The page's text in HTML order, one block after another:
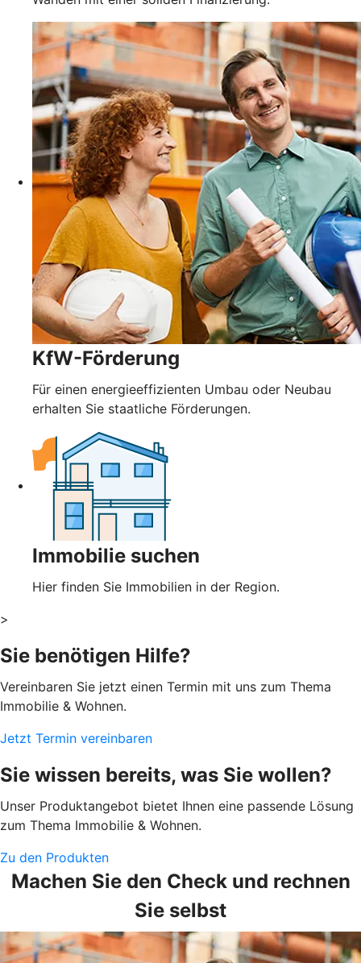
KfW-Förderung
Für einen energieeffizienten Umbau oder Neubau
erhalten Sie staatliche Förderungen.
Immobilie suchen
Hier finden Sie Immobilien in der Region.
>
Sie benötigen Hilfe?
Vereinbaren Sie jetzt einen Termin mit uns zum Thema
Immobilie & Wohnen.
Jetzt Termin vereinbaren
Sie wissen bereits, was Sie wollen?
Unser Produktangebot bietet Ihnen eine passende Lösung
zum Thema Immobilie & Wohnen.
Zu den Produkten
Machen Sie den Check und rechnen
Sie selbst